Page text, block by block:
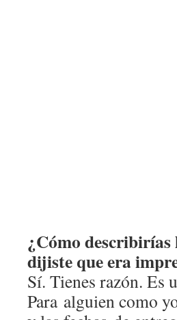
¿Cómo
dijiste que era
Sí. Tienes razón. Es
Para alguien como